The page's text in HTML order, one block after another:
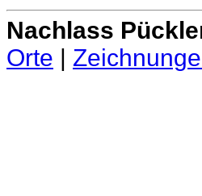
Nachlass
Orte